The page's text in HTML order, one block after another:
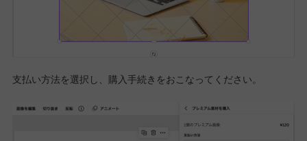
支払い方法を選択し、購入手続きをおこなってください。